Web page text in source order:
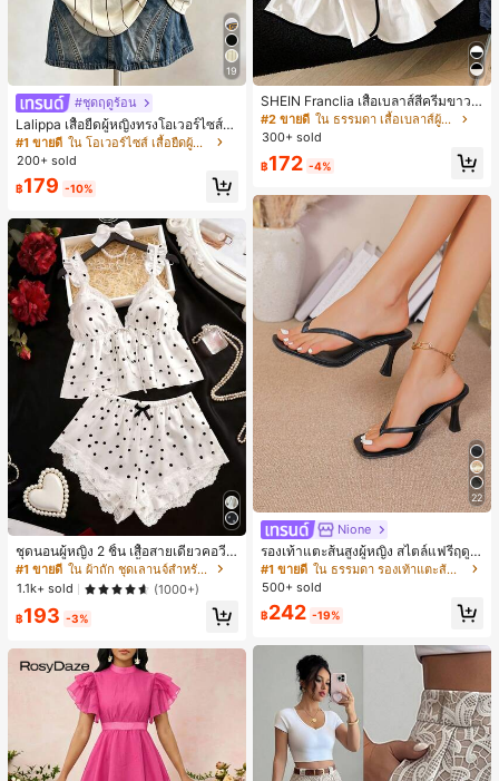
19
#ชุดฤดูร้อน
Lalippa เสื้อยืดผู้หญิงทรงโอเวอร์ไซส์ค
วามยาวกลาง คอกลม ไหล่ตก ลายพิมพ์
ตัวอักษรและลายทางแนวตั้ง สไตล์แฟชั่
นมินิมอล ของขวัญให้เพื่อน
#1 ขายดี
ใน โอเวอร์ไซส์ เสื้อยืดผู้หญิง
200+ sold
฿179 -10%
ชุดนอนผู้หญิง 2 ชิ้น เสื้อสายเดี่ยวคอวีลู
กไม้ พร้อมกางเกงขาสั้นแต่งลูกไม้ แต่ง
โบว์ที่เอว ชุดลำลองผู้หญิงนุ่มสบายน่ารั
ก สไตล์เอสเธติก
#1 ขายดี
ใน ผ้าถัก ชุดเลานจ์สำหรับผู้หญิง
1.1k+ sold
(1000+)
฿193 -3%
SHEIN Franclia เสื้อเบลาส์สีครีมขาวนุ่
มนวล เอวรูด, แต่งขอบตัดกัน + โบว์ผูก,
แขนพอง จับคู่กับกระโปรงชายระบาย,
กวัน
#2 ขายดี
ใน ธรรมดา เสื้อเบลาส์ผู้หญิง
300+ sold
฿172 -4%
22
Nione
รองเท้าแตะส้นสูงผู้หญิง สไตล์แฟรี่ฤดูร้
อน ส้นบาง แบบคีบ แต่งสายคาดผม รอ
งเท้าแตะชายหาดสำหรับเที่ยวพักผ่อน
แฟชั่นสายไขว้ สำหรับเดทไนท์
#1 ขายดี
ใน ธรรมดา รองเท้าแตะส้นสูงผู้หญิง
500+ sold
฿242 -19%